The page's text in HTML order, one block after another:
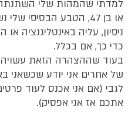
או בן 47, הטבע הבסיסי
ניסיון, עליה באינטליגנציה
כדי כך, אם בכלל.
בעוד שההצהרה הזאת
של אחרים אני יודע שכשאני
לגבי (אם אני אכנס לעוד
אתכם אז אני אפסיק).